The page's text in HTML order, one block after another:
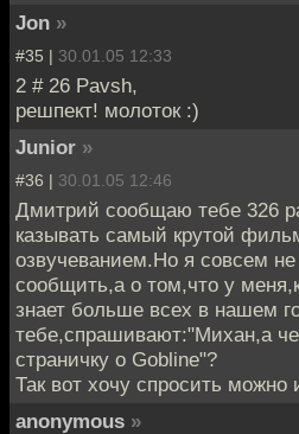
Jon »
#35 | 30.01.05 12:33
2 # 26 Pavsh,
решпект! молоток :)
Junior »
#36 | 30.01.05 12:46
Дмитрий сообщаю тебе 326
казывать самый крутой
озвучеванием.Но я совсем
сообщить,а о том,что у
знает больше всех в нашем
тебе,спрашивают:"Михан,а
страничку о Gobline"?
Так вот хочу спросить можно
anonymous »